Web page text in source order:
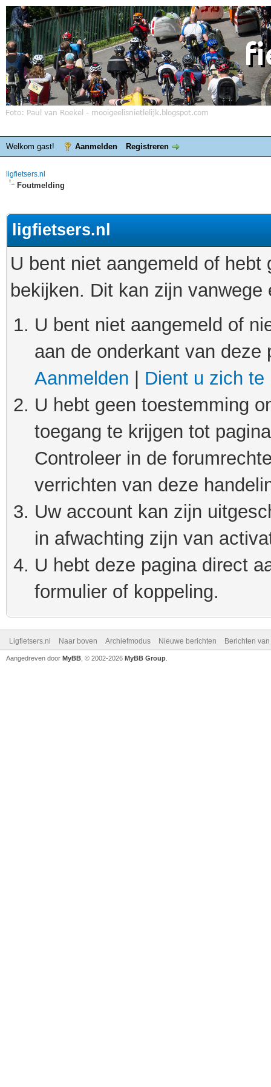
Welkom gast! Aanmelden Registreren
ligfietsers.nl
Foutmelding
ligfietsers.nl
U bent niet aangemeld of
bekijken. Dit kan zijn
U bent niet aangemeld of
aan de onderkant van
Aanmelden
Dient u zich te
U hebt geen toestemming
toegang te krijgen tot
Controleer in de
verrichten van deze
Uw account kan zijn
in afwachting zijn van
U hebt deze pagina direct
formulier of koppeling.
Ligfietsers.nl Naar boven Archiefmodus Nieuwe berichten Berichten
Aangedreven door MyBB , © 2002-2026 MyBB Group